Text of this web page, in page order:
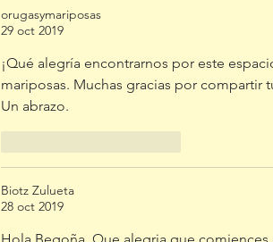
orugasymariposas
29 oct 2019
¡Qué alegría encontrarnos por este
mariposas. Muchas gracias por compartir
Un abrazo.
Biotz Zulueta
28 oct 2019